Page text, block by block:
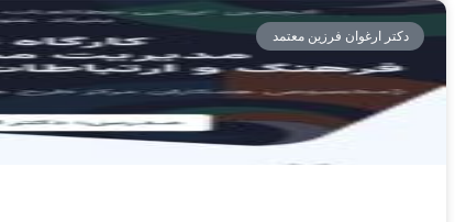
دکتر ارغوان فرزین معتمد